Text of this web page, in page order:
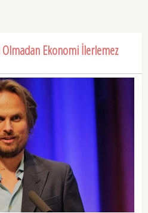
Olmadan Ekonomi İlerlemez